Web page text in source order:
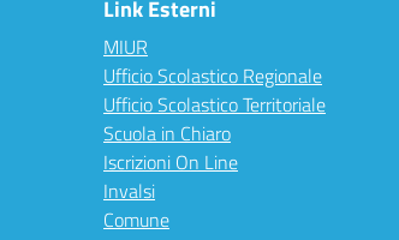
Link Esterni
MIUR
Ufficio Scolastico Regionale
Ufficio Scolastico Territoriale
Scuola in Chiaro
Iscrizioni On Line
Invalsi
Comune